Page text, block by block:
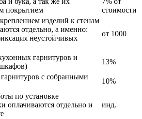
покрытием
стоимости
изделий к стенам
отдельно, а именно:
неустойчивых
от 1000
гарнитуров и
13%
с собранными
10%
по установке
оплачиваются отдельно и
инд.